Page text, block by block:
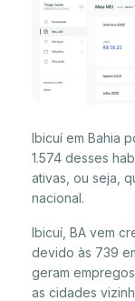
Ibicuí em Bahia
1.574 desses
ativas, ou seja,
nacional.
Ibicuí, BA vem
devido às 739
geram
as cidades